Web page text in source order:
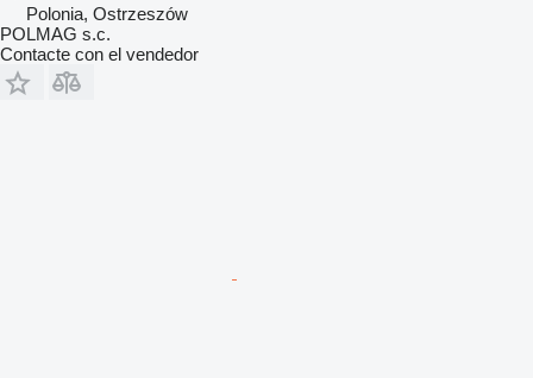
Polonia, Ostrzeszów
POLMAG s.c.
Contacte con el vendedor